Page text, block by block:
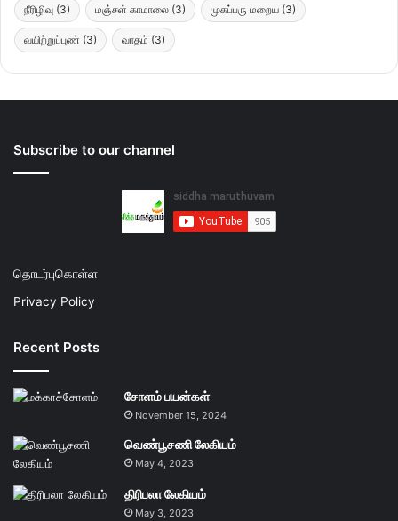
நீரிழிவு (3) மஞ்சள் காமாலை (3) முகப்பரு மறைய (3)
வயிற்றுப்புண் (3) வாதம் (3)
Subscribe to our channel
தொடர்புகொள்ள
Privacy Policy
Recent Posts
சோளம் பயன்கள்
November 15, 2024
வெண்பூசணி லேகியம்
May 4, 2023
திரிபலா லேகியம்
May 3, 2023